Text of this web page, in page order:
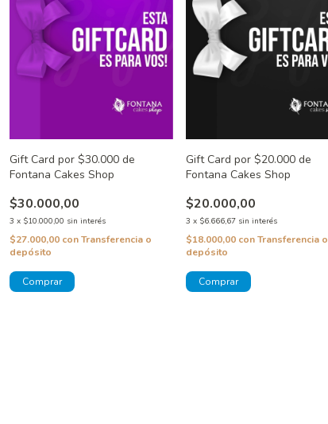
Gift Card por $30.000 de
Fontana Cakes Shop
$30.000,00
3 x $10.000,00 sin interés
$27.000,00 con Transferencia o
depósito
Gift Card por $20.000 de
Fontana Cakes Shop
$20.000,00
3 x $6.666,67 sin interés
$18.000,00 conTransferencia o
depósito